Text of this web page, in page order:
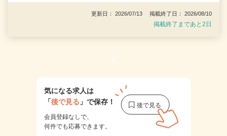
更新日： 2026/07/13 掲載終了日： 2026/08/10
掲載終了まであと2日
1
気になる求人は
「後で見る 」で保存！
会員登録なしで、
何件でも応募できます。